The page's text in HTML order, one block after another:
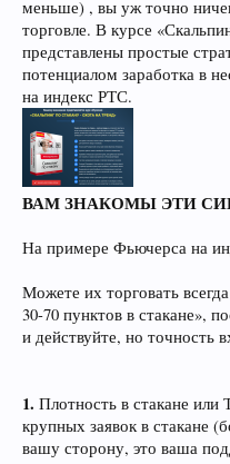
меньше) , вы уж точно
торговле. В курсе
представлены простые
потенциалом заработка в
на индекс РТС.
ВАМ ЗНАКОМЫ ЭТИ
На примере Фьючерса на
Можете их торговать
30-70 пунктов в стакане»,
и действуйте, но точность
1. Плотность в стакане или
крупных заявок в стакане
вашу сторону, это ваша